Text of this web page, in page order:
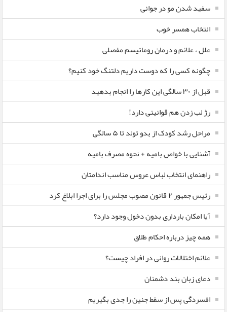
سفید شدن مو در جوانی
انتخاب همسر خوب
علل ، علائم و درمان روماتیسم مفصلی
چگونه کسی را که دوست داریم دلتنگ خود کنیم؟
قبل از ۳۰ سالگی این کارها را انجام بدهید
رژ لب زدن هم قوانینی دارد!
مراحل رشد کودک از بدو تولد تا ۵ سالگی
آشنایی با خواص بامیه + نحوه مصرف بامیه
راهنمای انتخاب لباس عروس مناسب اندامتان
رئیس جمهور ۲ قانون مصوب مجلس را برای اجرا ابلاغ کرد
آیا امکان بارداری بدون دخول وجود دارد؟
همه چیز درباره احکام طلاق
علائم اختلالات روانی در افراد چیست؟
دعای زبان بند دشمنان
افسردگی پس از سقط جنین را جدی بگیریم